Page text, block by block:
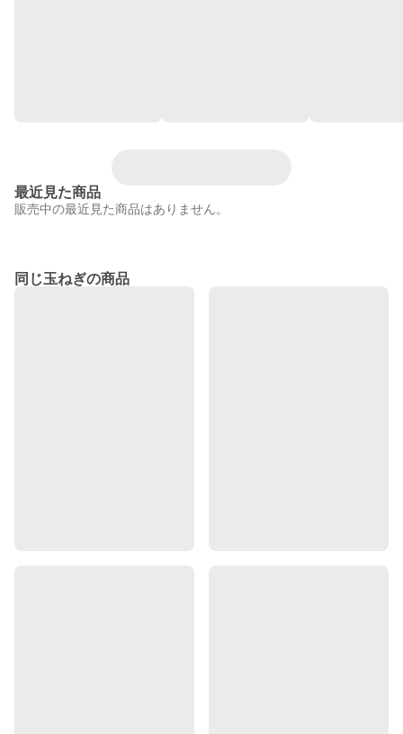
最近見た商品
販売中の最近見た商品はありません。
同じ玉ねぎの商品